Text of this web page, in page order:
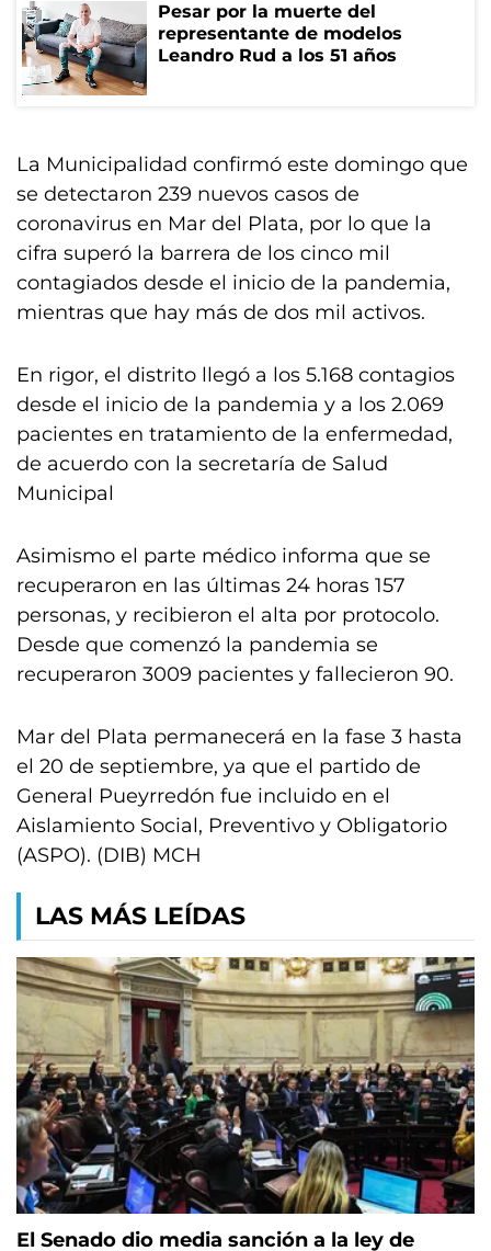
Pesar por la muerte del
representante de modelos
Leandro Rud a los 51 años
La Municipalidad confirmó este domingo que
se detectaron 239 nuevos casos de
coronavirus en Mar del Plata, por lo que la
cifra superó la barrera de los cinco mil
contagiados desde el inicio de la pandemia,
mientras que hay más de dos mil activos.
En rigor, el distrito llegó a los 5.168 contagios
desde el inicio de la pandemia y a los 2.069
pacientes en tratamiento de la enfermedad,
de acuerdo con la secretaría de Salud
Municipal
Asimismo el parte médico informa que se
recuperaron en las últimas 24 horas 157
personas, y recibieron el alta por protocolo.
Desde que comenzó la pandemia se
recuperaron 3009 pacientes y fallecieron 90.
Mar del Plata permanecerá en la fase 3 hasta
el 20 de septiembre, ya que el partido de
General Pueyrredón fue incluido en el
Aislamiento Social, Preventivo y Obligatorio
(ASPO). (DIB) MCH
LAS MÁS LEÍDAS
El Senado dio media sanción a la ley de